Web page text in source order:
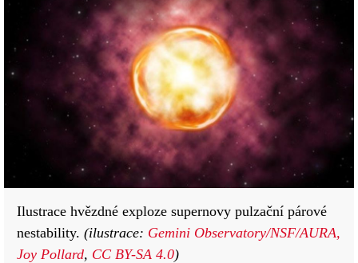
Ilustrace hvězdné exploze supernovy pulzační párové
nestability. (ilustrace: Gemini Observatory/NSF/AURA,
Joy Pollard, CC BY-SA 4.0)